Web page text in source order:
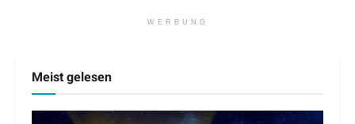
WERBUNG
Meist gelesen